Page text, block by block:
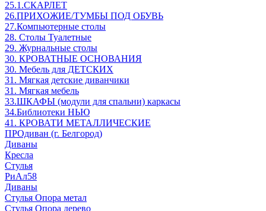
25.1.СКАРЛЕТ
26.ПРИХОЖИЕ/ТУМБЫ ПОД ОБУВЬ
27.Компьютерные столы
28. Столы Туалетные
29. Журнальные столы
30. КРОВАТНЫЕ ОСНОВАНИЯ
30. Мебель для ДЕТСКИХ
31. Мягкая детские диванчики
31. Мягкая мебель
33.ШКАФЫ (модули для спальни) каркасы
34.Библиотеки НЬЮ
41. КРОВАТИ МЕТАЛЛИЧЕСКИЕ
ПРОдиван (г. Белгород)
Диваны
Кресла
Стулья
РиАл58
Диваны
Стулья Опора метал
Стулья Опора дерево